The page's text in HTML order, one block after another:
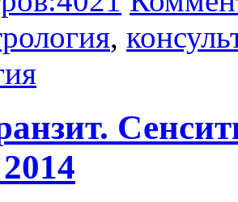
,